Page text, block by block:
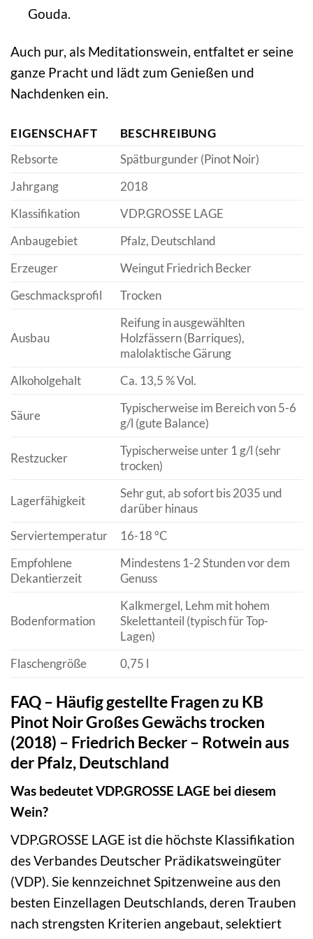
Gouda.
Auch pur, als Meditationswein, entfaltet er seine
ganze Pracht und lädt zum Genießen und
Nachdenken ein.
EIGENSCHAFT
BESCHREIBUNG
Rebsorte
Spätburgunder (Pinot Noir)
Jahrgang
2018
Klassifikation
VDP.GROSSE LAGE
Anbaugebiet
Pfalz, Deutschland
Erzeuger
Weingut Friedrich Becker
Geschmacksprofil
Trocken
Ausbau
Reifung in ausgewählten
Holzfässern (Barriques),
malolaktische Gärung
Alkoholgehalt
Ca. 13,5 % Vol.
Säure
Typischerweise im Bereich von 5-6
g/l (gute Balance)
Restzucker
Typischerweise unter 1 g/l (sehr
trocken)
Lagerfähigkeit
Sehr gut, ab sofort bis 2035 und
darüber hinaus
Serviertemperatur
16-18 °C
Empfohlene
Dekantierzeit
Mindestens 1-2 Stunden vor dem
Genuss
Bodenformation
Kalkmergel, Lehm mit hohem
Skelettanteil (typisch für Top-
Lagen)
Flaschengröße
0,75 l
FAQ – Häufig gestellte Fragen zu KB
Pinot Noir Großes Gewächs trocken
(2018) – Friedrich Becker – Rotwein aus
der Pfalz, Deutschland
Was bedeutet VDP.GROSSE LAGE bei diesem
Wein?
VDP.GROSSE LAGE ist die höchste Klassifikation
des Verbandes Deutscher Prädikatsweingüter
(VDP). Sie kennzeichnet Spitzenweine aus den
besten Einzellagen Deutschlands, deren Trauben
nach strengsten Kriterien angebaut, selektiert